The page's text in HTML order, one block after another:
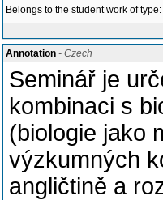
Belongs to the student work of type:
Annotation - Czech
Seminář je
kombinaci s
(biologie jako
výzkumných
angličtině a